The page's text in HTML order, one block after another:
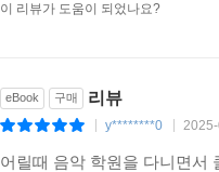
이 리뷰가 도움이 되었나요?
eBook 구매 리뷰
y********0
어릴때 음악 학원을 다니면서